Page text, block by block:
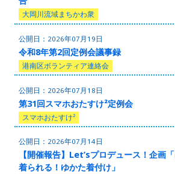
大岡川流域まちかわ衆
2026年07月19日
令和8年第2回定例会議事録
港南区ボランティア連絡会
2026年07月18日
第31回スマホおたすけ²定例会
スマホおたすけ²
2026年07月14日
【開催報告】Let’sプロデュース！企画
着られる！ゆかた着付け」